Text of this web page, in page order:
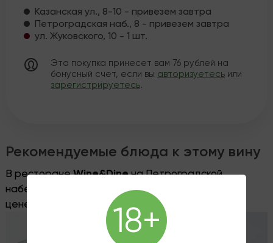
Казанская ул., 8-10 - привезем завтра
Петроградская наб., 8 - привезем завтра
ул. Жуковского, 10 - 1 шт.
Эта покупка принесет вам 76 рублей на
бонусный счет, если вы авторизуетесь или
зарегистрируетесь.
Рекомендуемые блюда к этому вину
В ресторане Wine&Dine на Петроградской
набережной, 8, вы можете заказать это вино по
цене винотеки, без пробкового сбора.
18+